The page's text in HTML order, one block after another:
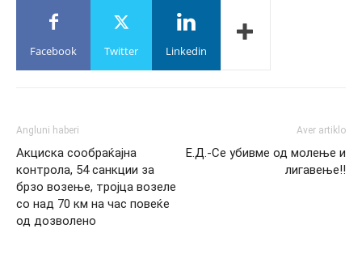
Facebook Twitter Linkedin
Angluni haberi
Акциска сообраќајна
контрола, 54 санкции за
брзо возење, тројца возеле
со над 70 км на час повеќе
од дозволено
Aver artiklo
Е.Д.-Се убивме од молење и
лигавење!!